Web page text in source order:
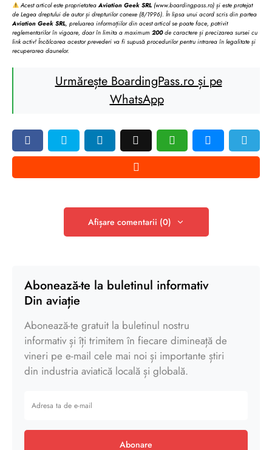
Acest articol este proprietateaAviation Geek SRL (www.boardingpass.ro) și este protejat
de Legea dreptului de autor și drepturilor conexe (8/1996). În lipsa unui acord scris din partea
Aviation Geek SRL, preluarea informațiilor din acest articol se poate face, potrivit
reglementarilor în vigoare, doar în limita a maximum 200de caractere și precizarea sursei cu
link activ! Încălcarea acestor prevederi va fi supusă procedurilor pentru intrarea în legalitate și
recuperarea daunelor.
Urmărește BoardingPass.ro și pe
WhatsApp
Afișare comentarii (0)
Abonează-te la buletinul informativ
Din aviație
Abonează-te gratuit la buletinul nostru
informativ și îți trimitem în fiecare dimineață de
vineri pe e-mail cele mai noi și importante știri
din industria aviatică locală și globală.
Abonare